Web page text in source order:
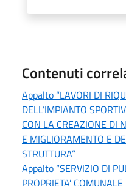
Contenuti
Appalto “LAVORI DI
DELL’IMPIANTO
CON LA CREAZIONE DI
E MIGLIORAMENTO E
STRUTTURA”
Appalto “SERVIZIO DI
PROPRIETA’